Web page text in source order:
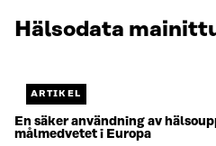
Hälsodata
ARTIKEL
En säker användning av
målmedvetet i Europa
Näytetään
Jäljellä
0.